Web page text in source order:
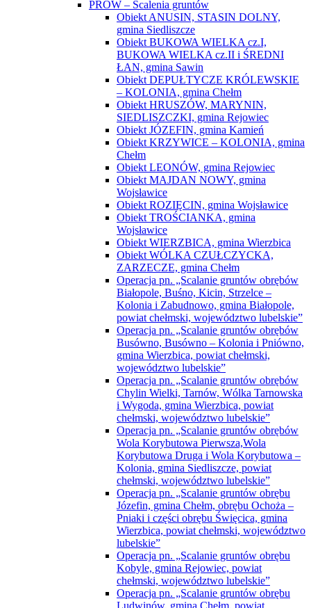
Obiekt BUKOWA WIELKA cz.I,
BUKOWA WIELKA cz.II i ŚREDNI
ŁAN, gmina Sawin
Obiekt DEPUŁTYCZE KRÓLEWSKIE
– KOLONIA, gmina Chełm
Obiekt HRUSZÓW, MARYNIN,
SIEDLISZCZKI, gmina Rejowiec
Obiekt JÓZEFIN, gmina Kamień
Obiekt KRZYWICE – KOLONIA, gmina
Chełm
Obiekt LEONÓW, gmina Rejowiec
Obiekt MAJDAN NOWY, gmina
Wojsławice
Obiekt ROZIĘCIN, gmina Wojsławice
Obiekt TROŚCIANKA, gmina
Wojsławice
Obiekt WIERZBICA, gmina Wierzbica
Obiekt WÓLKA CZUŁCZYCKA,
ZARZECZE, gmina Chełm
Operacja pn. „Scalanie gruntów obrębów
Białopole, Buśno, Kicin, Strzelce –
Kolonia i Zabudnowo, gmina Białopole,
powiat chełmski, województwo lubelskie”
Operacja pn. „Scalanie gruntów obrębów
Busówno, Busówno – Kolonia i Pniówno,
gmina Wierzbica, powiat chełmski,
województwo lubelskie”
Operacja pn. „Scalanie gruntów obrębów
Chylin Wielki, Tarnów, Wólka Tarnowska
i Wygoda, gmina Wierzbica, powiat
chełmski, województwo lubelskie”
Operacja pn. „Scalanie gruntów obrębów
Wola Korybutowa Pierwsza,Wola
Korybutowa Druga i Wola Korybutowa –
Kolonia, gmina Siedliszcze, powiat
chełmski, województwo lubelskie”
Operacja pn. „Scalanie gruntów obrębu
Józefin, gmina Chełm, obrębu Ochoża –
Pniaki i części obrębu Święcica, gmina
Wierzbica, powiat chełmski, województwo
lubelskie”
Operacja pn. „Scalanie gruntów obrębu
Kobyle, gmina Rejowiec, powiat
chełmski, województwo lubelskie”
Operacja pn. „Scalanie gruntów obrębu
Ludwinów, gmina Chełm, powiat
chełmski, województwo lubelskie”
Operacja pn. „Scalanie gruntów obrębu